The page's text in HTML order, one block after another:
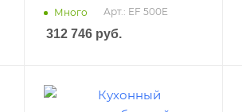
Много Арт.: EF 500E
312 746 руб.